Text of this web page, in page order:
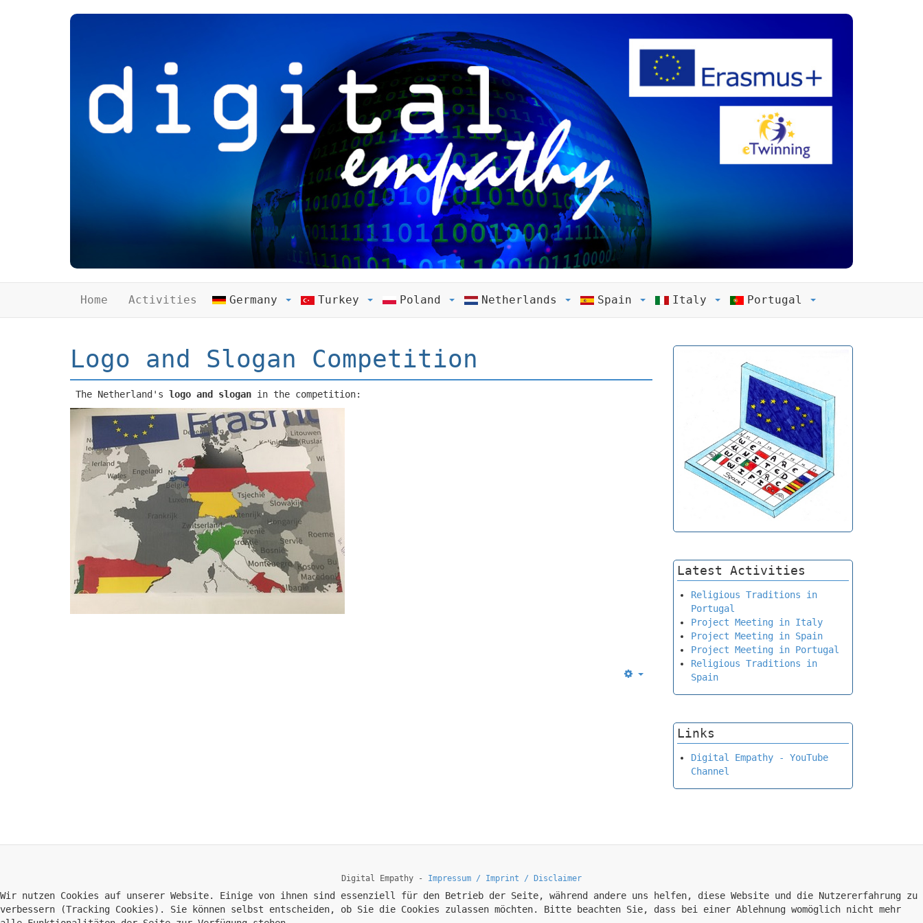
Home Activities Germany Turkey Poland Netherlands Spain Italy Portugal
Logo and Slogan Competition
The Netherland's logo and slogan in the competition:
Latest Activities
Religious Traditions in
Portugal
Project Meeting in Italy
Project Meeting in Spain
Project Meeting in Portugal
Religious Traditions in
Spain
Links
Digital Empathy - YouTube
Channel
Digital Empathy - Impressum / Imprint / Disclaimer
Wir nutzen Cookies auf unserer Website. Einige von ihnen sind essenziell für den Betrieb der Seite, während andere uns helfen, diese Website und die Nutzererfahrung zu
verbessern (Tracking Cookies). Sie können selbst entscheiden, ob Sie die Cookies zulassen möchten. Bitte beachten Sie, dass bei einer Ablehnung womöglich nicht mehr